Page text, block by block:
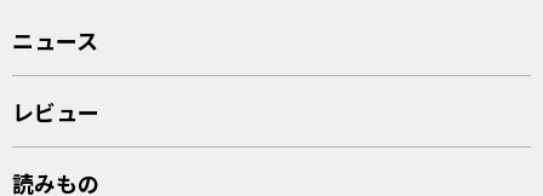
ニュース
レビュー
読みもの